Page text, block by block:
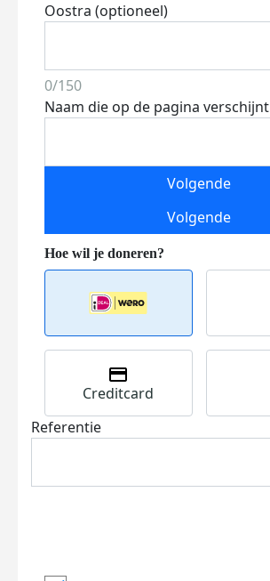
Oostra (optioneel)
0/150
Naam die op de pagina verschijnt
Volgende
Volgende
Creditcard
Referentie